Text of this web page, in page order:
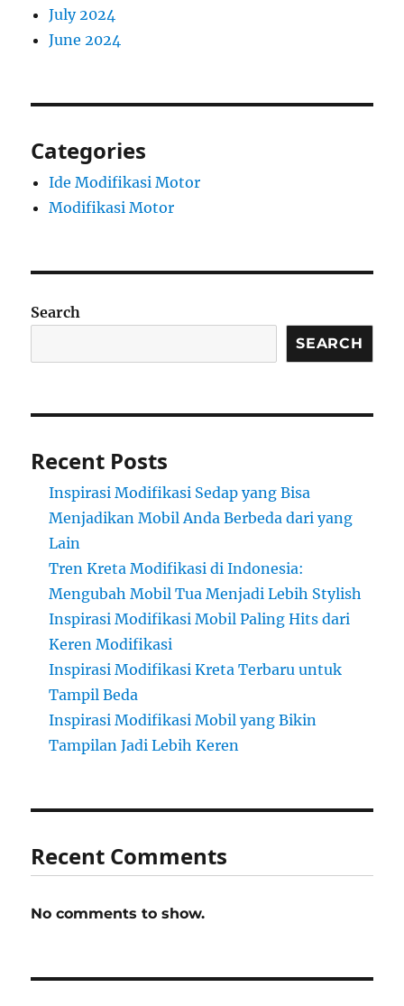
July 2024
June 2024
Categories
Ide Modifikasi Motor
Modifikasi Motor
Search
SEARCH
Recent Posts
Inspirasi Modifikasi Sedap yang Bisa
Menjadikan Mobil Anda Berbeda dari yang
Lain
Tren Kreta Modifikasi di Indonesia:
Mengubah Mobil Tua Menjadi Lebih Stylish
Inspirasi Modifikasi Mobil Paling Hits dari
Keren Modifikasi
Inspirasi Modifikasi Kreta Terbaru untuk
Tampil Beda
Inspirasi Modifikasi Mobil yang Bikin
Tampilan Jadi Lebih Keren
Recent Comments
No comments to show.